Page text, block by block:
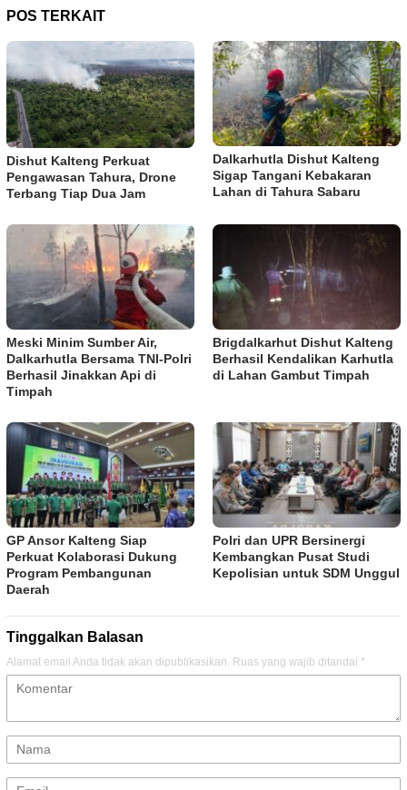
POS TERKAIT
Dishut Kalteng Perkuat
Pengawasan Tahura, Drone
Terbang Tiap Dua Jam
Dalkarhutla Dishut Kalteng
Sigap Tangani Kebakaran
Lahan di Tahura Sabaru
Meski Minim Sumber Air,
Dalkarhutla Bersama TNI-Polri
Berhasil Jinakkan Api di
Timpah
Brigdalkarhut Dishut Kalteng
Berhasil Kendalikan Karhutla
di Lahan Gambut Timpah
GP Ansor Kalteng Siap
Perkuat Kolaborasi Dukung
Program Pembangunan
Daerah
Polri dan UPR Bersinergi
Kembangkan Pusat Studi
Kepolisian untuk SDM Unggul
Tinggalkan Balasan
Alamat email Anda tidak akan dipublikasikan. Ruas yang wajib ditandai *